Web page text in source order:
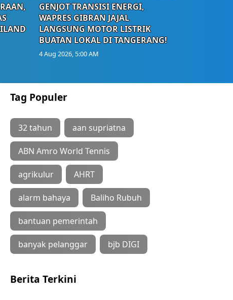
GENJOT TRANSISI ENERGI,
WAPRES GIBRAN JAJAL
LANGSUNG MOTOR LISTRIK
BUATAN LOKAL DI TANGERANG!
4 Aug 2026, 5:00 AM
Tag Populer
32 tahun aan supriatna
ABN Amro World Tennis
agrikulur AHRT
alarm bahaya Baliho Rubuh
bantuan pemerintah
banyak pelanggar bjb DIGI
Berita Terkini